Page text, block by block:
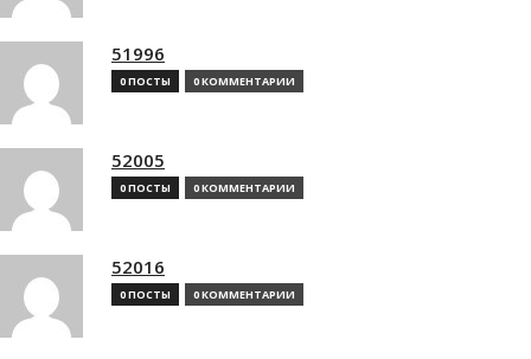
51996
0 ПОСТЫ 0 КОММЕНТАРИИ
52005
0 ПОСТЫ 0 КОММЕНТАРИИ
52016
0 ПОСТЫ 0 КОММЕНТАРИИ